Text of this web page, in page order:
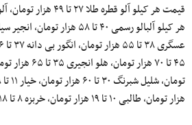
هزار تومان، طالبی ۱۰ تا ۱۹ هزار تومان، خربزه ۸ تا ۱۸ هزار تومان است.